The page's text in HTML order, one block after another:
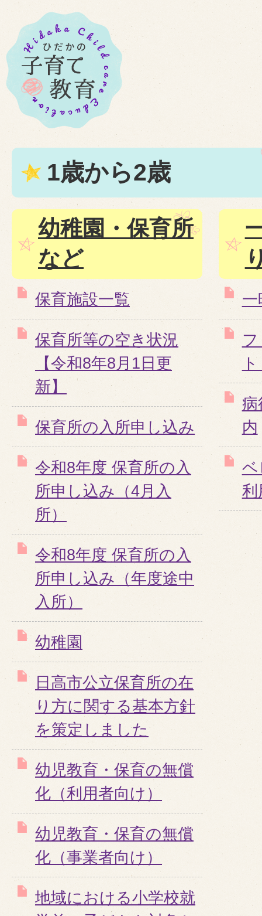
1歳から2歳
幼稚園・保育所
など
保育施設一覧
保育所等の空き状況
【令和8年8月1日更
新】
保育所の入所申し込み
令和8年度 保育所の入
所申し込み（4月入
所）
令和8年度 保育所の入
所申し込み（年度途中
入所）
幼稚園
日高市公立保育所の在
り方に関する基本方針
を策定しました
幼児教育・保育の無償
化（利用者向け）
幼児教育・保育の無償
化（事業者向け）
地域における小学校就
一
病
内
ベ
利